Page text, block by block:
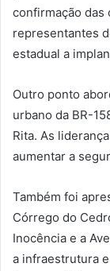
confirmação das
representantes
estadual a
Outro ponto
urbano da BR-
Rita. As
aumentar a
Também foi
Córrego do
Inocência e a
a infraestrutura